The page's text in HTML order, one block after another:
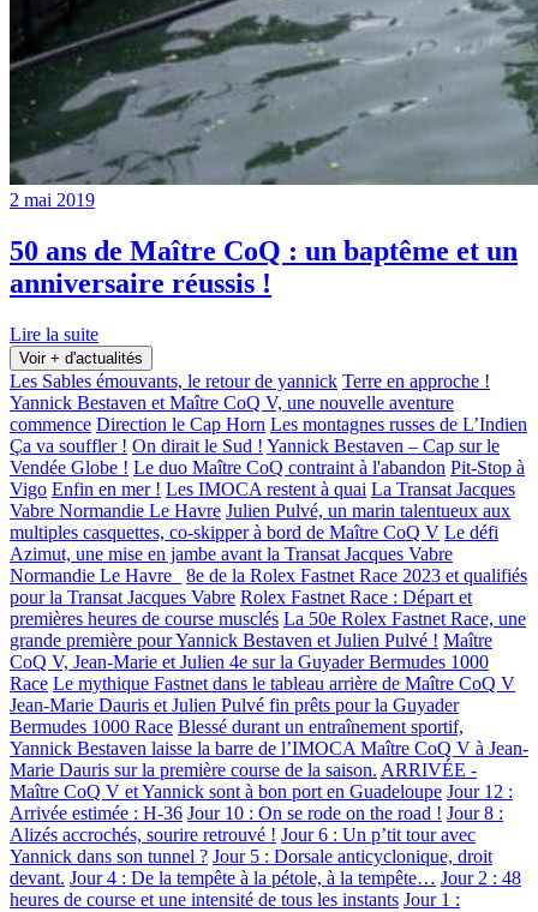
2 mai 2019
50 ans de Maître CoQ : un baptême et un
anniversaire réussis !
Lire la suite
Voir + d'actualités
Les Sables émouvants, le retour de yannick Terre en approche !
Yannick Bestaven et Maître CoQ V, une nouvelle aventure
commence Direction le Cap Horn Les montagnes russes de L’Indien
Ça va souffler ! On dirait le Sud ! Yannick Bestaven – Cap sur le
Vendée Globe ! Le duo Maître CoQ contraint à l'abandon Pit-Stop à
Vigo Enfin en mer ! Les IMOCA restent à quai La Transat Jacques
Vabre Normandie Le Havre Julien Pulvé, un marin talentueux aux
multiples casquettes, co-skipper à bord de Maître CoQ V Le défi
Azimut, une mise en jambe avant la Transat Jacques Vabre
Normandie Le Havre
8e de la Rolex Fastnet Race 2023 et qualifiés
pour la Transat Jacques Vabre Rolex Fastnet Race : Départ et
premières heures de course musclés La 50e Rolex Fastnet Race, une
grande première pour Yannick Bestaven et Julien Pulvé ! Maître
CoQ V, Jean-Marie et Julien 4e sur la Guyader Bermudes 1000
Race Le mythique Fastnet dans le tableau arrière de Maître CoQ V
Jean-Marie Dauris et Julien Pulvé fin prêts pour la Guyader
Bermudes 1000 Race Blessé durant un entraînement sportif,
Yannick Bestaven laisse la barre de l’IMOCA Maître CoQ V à Jean-
Marie Dauris sur la première course de la saison. ARRIVÉE -
Maître CoQ V et Yannick sont à bon port en Guadeloupe Jour 12 :
Arrivée estimée : H-36 Jour 10 : On se rode on the road ! Jour 8 :
Alizés accrochés, sourire retrouvé ! Jour 6 : Un p’tit tour avec
Yannick dans son tunnel ? Jour 5 : Dorsale anticyclonique, droit
devant. Jour 4 : De la tempête à la pétole, à la tempête… Jour 2 : 48
heures de course et une intensité de tous les instants Jour 1 :